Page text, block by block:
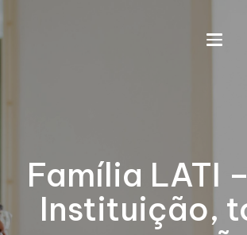
Família LATI
Instituição,